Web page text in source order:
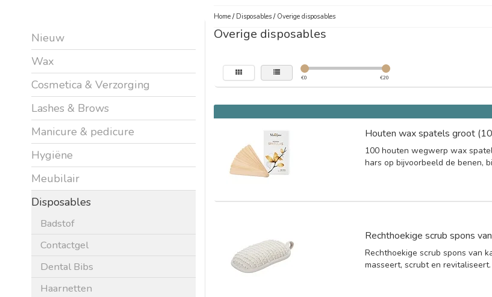
Nieuw
Wax
Cosmetica & Verzorging
Lashes & Brows
Manicure & pedicure
Hygiëne
Meubilair
Disposables
Badstof
Contactgel
Dental Bibs
Haarnetten
Home/ Disposables/ Overige disposables
Overige disposables
€0 €20
Houten wax spatels groot
100 houten wegwerp wax
hars op bijvoorbeeld de benen,
Rechthoekige scrub spons
Rechthoekige scrub spons van
masseert, scrubt en revitaliseert.